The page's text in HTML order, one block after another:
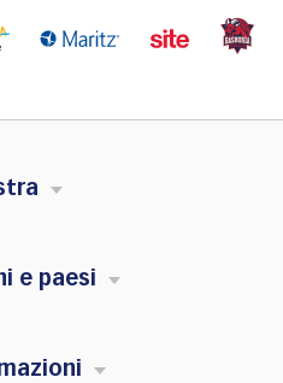
e paesi